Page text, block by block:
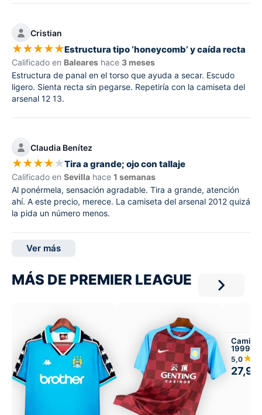
Cristian
★★★★★Estructura tipo ‘honeycomb’ y caída recta
Calificado en Baleares hace 3 meses
Estructura de panal en el torso que ayuda a secar. Escudo
ligero. Sienta recta sin pegarse. Repetiría con la camiseta del
arsenal 12 13.
Claudia Benítez
★★★★★Tira a grande; ojo con tallaje
Calificado en Sevilla hace 1 semanas
Al ponérmela, sensación agradable. Tira a grande, atención
ahí. A este precio, merece. La camiseta del arsenal 2012 quizá
la pida un número menos.
Ver más
MÁS DE PREMIER LEAGUE
1999-
5,0
27,99